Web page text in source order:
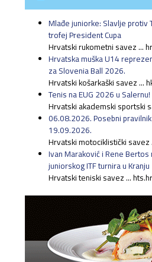
Mlađe juniorke: Slavlje protiv
trofej President Cupa
Hrvatski rukometni savez ...
Hrvatska muška U14
za Slovenia Ball 2026.
Hrvatski košarkaški savez ...
Tenis na EUG 2026 u Salernu!
Hrvatski akademski sportski
06.08.2026. Posebni pravilnik
19.09.2026.
Hrvatski motociklistički
Ivan Maraković i Rene
juniorskog ITF turnira u Kranju
Hrvatski teniski savez ... hts.hr